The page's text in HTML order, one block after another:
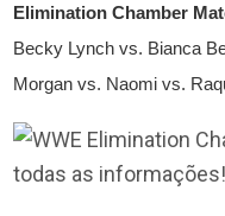
Elimination Chamber
Becky Lynch vs. Bianca
Morgan vs. Naomi vs.